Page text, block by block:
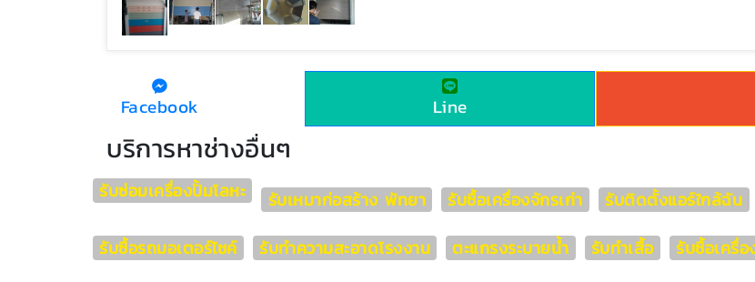
Facebook Line
บริการหาช่างอื่นๆ
รับซ่อมเครื่องปั้มโลหะ รับเหมาก่อสร้าง พัทยา รับซื้อเครื่องจักรเก่า รับติดตั้งแอร์ใกล้ฉัน
รับซื้อรถมอเตอร์ไซค์
รับทำความสะอาดโรงงาน ตะแกรงระบายน้ำ รับทำเสื้อ รับซื้อเครื่